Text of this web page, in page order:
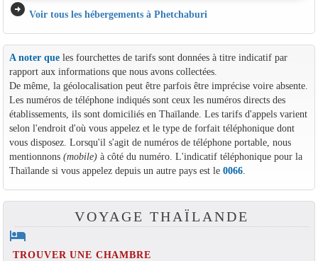
arrow_circle_right Voir tous les hébergements à Phetchaburi
A noter queles fourchettes de tarifs sont données à titre indicatif par
rapport aux informations que nous avons collectées.
De même, la géolocalisation peut être parfois être imprécise voire absente.
Les numéros de téléphone indiqués sont ceux les numéros directs des
établissements, ils sont domiciliés en Thaïlande. Les tarifs d'appels varient
selon l'endroit d'où vous appelez et le type de forfait téléphonique dont
vous disposez. Lorsqu'il s'agit de numéros de téléphone portable, nous
mentionnons (mobile)à côté du numéro. L'indicatif téléphonique pour la
Thaïlande si vous appelez depuis un autre pays est le 0066.
VOYAGE THAÏLANDE
hotel
TROUVER UNE CHAMBRE